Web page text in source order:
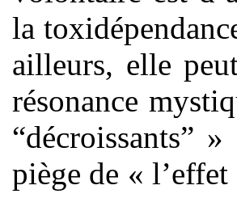
la
ailleurs, elle
résonance
“décroissants”
piège de «